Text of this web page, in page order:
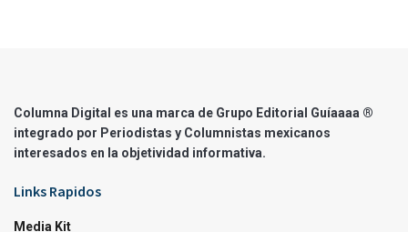
Columna Digital es una marca de Grupo Editorial Guíaaaa ®
integrado por Periodistas y Columnistas mexicanos
interesados en la objetividad informativa.
Links Rapidos
Media Kit